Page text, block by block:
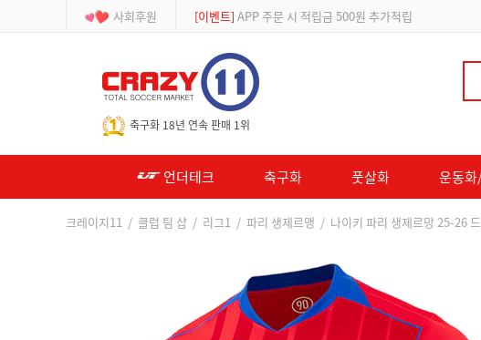
사회후원 [이벤트] APP 주문 시 적립금 500원 추가적립
축구화 18년 연속 판매 1위
언더테크 축구화 풋살화 운동
크레이지11 / 클럽 팀 샵 / 리그1 / 파리 생제르맹 / 나이키 파리 생제르망 25-26